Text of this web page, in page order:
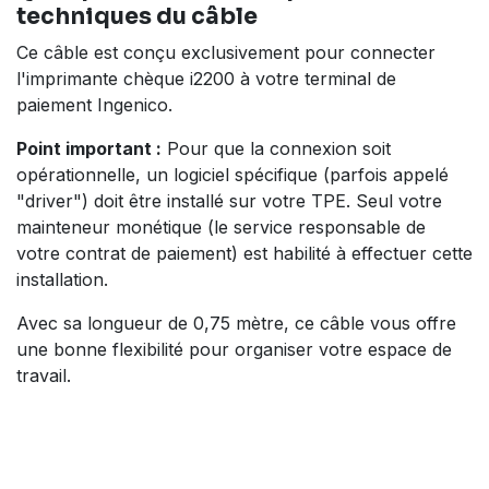
techniques du câble
Ce câble est conçu exclusivement pour connecter
l'imprimante chèque i2200 à votre terminal de
paiement Ingenico.
Point important : Pour que la connexion soit
opérationnelle, un logiciel spécifique (parfois appelé
"driver") doit être installé sur votre TPE. Seul votre
mainteneur monétique (le service responsable de
votre contrat de paiement) est habilité à effectuer cette
installation.
Avec sa longueur de 0,75 mètre, ce câble vous offre
une bonne flexibilité pour organiser votre espace de
travail.